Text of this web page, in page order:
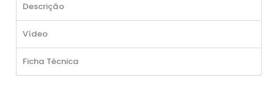
Descrição
Vídeo
Ficha Técnica